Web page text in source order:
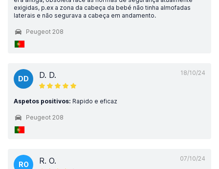
exigidas, p.ex a zona da cabeça da bebé não tinha almofadas
laterais e não segurava a cabeça em andamento.
Peugeot 208
18/10/24
DD D. D.
Aspetos positivos: Rapido e eficaz
Peugeot 208
07/10/24
RO R. O.